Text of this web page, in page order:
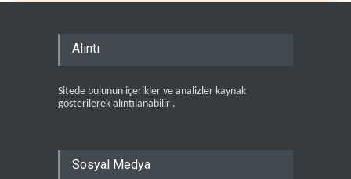
Alıntı
Sitede bulunun içerikler ve analizler kaynak
gösterilerek alıntılanabilir .
Sosyal Medya